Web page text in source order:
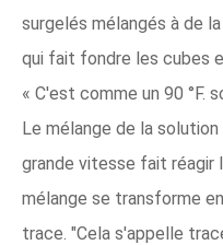
surgelés mélangés à de
qui fait fondre les cubes
« C'est comme un 90 °F.
Le mélange de la
grande vitesse fait réagir
mélange se transforme
trace. "Cela s'appelle